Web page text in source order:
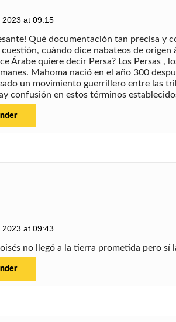
2023 at 09:15
Qué documentación tan precisa y
cuestión, cuándo dice nabateos de
Árabe quiere decir Persa? Los Persas
Mahoma nació en el año 300
un movimiento guerrillero entre las
confusión en estos términos
at 09:43
no llegó a la tierra prometida pero sí